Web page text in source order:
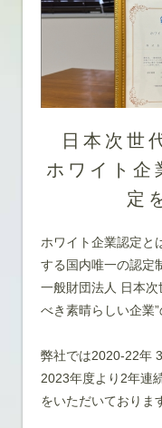
日本次世
ホワイト
定
ホワイト企業認定と
する国内唯一の認定
一般財団法人 日本次
べき素晴らしい企業
弊社では2020-22年
2023年度より2年連
をいただいておりま